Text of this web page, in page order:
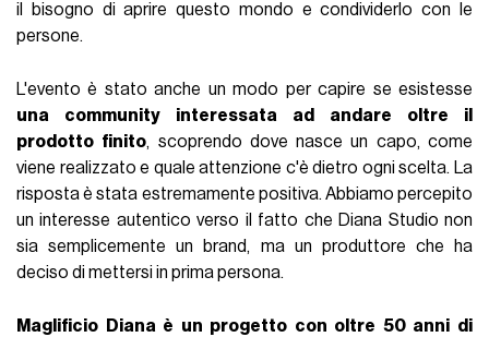
il bisogno di aprire questo mondo e condividerlo con le
persone.
L'evento è stato anche un modo per capire se esistesse
una community interessata ad andare oltre il
prodotto finito, scoprendo dove nasce un capo, come
viene realizzato e quale attenzione c'è dietro ogni scelta. La
risposta è stata estremamente positiva. Abbiamo percepito
un interesse autentico verso il fatto che Diana Studio non
sia semplicemente un brand, ma un produttore che ha
deciso di mettersi in prima persona.
Maglificio Diana è un progetto con oltre 50 anni di